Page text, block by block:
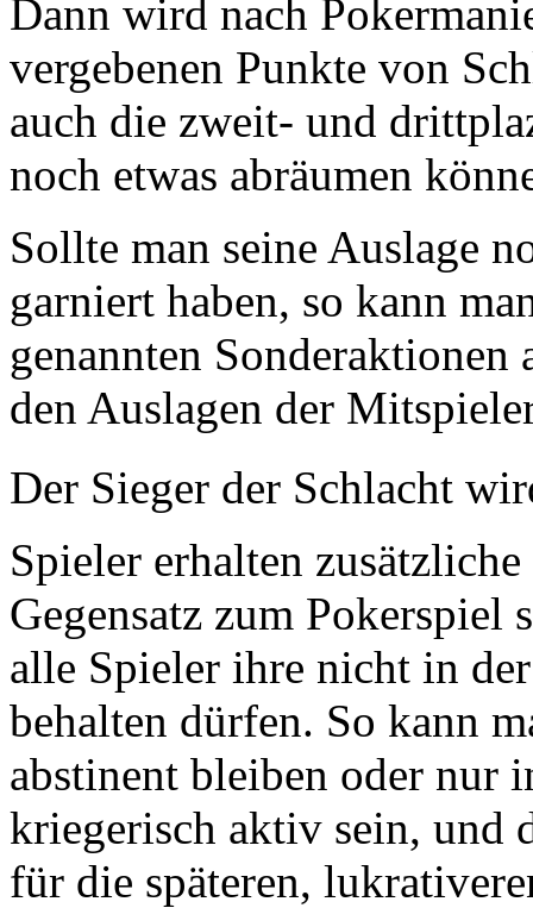
Dann wird nach
vergebenen Punkte von
auch die zweit- und
noch etwas abräumen
Sollte man seine Auslage
garniert haben, so kann
genannten Sonderaktionen
den Auslagen der
Der Sieger der Schlacht
Spieler erhalten
Gegensatz zum Pokerspiel
alle Spieler ihre nicht in
behalten dürfen. So kann
abstinent bleiben oder nur
kriegerisch aktiv sein, und
für die späteren,